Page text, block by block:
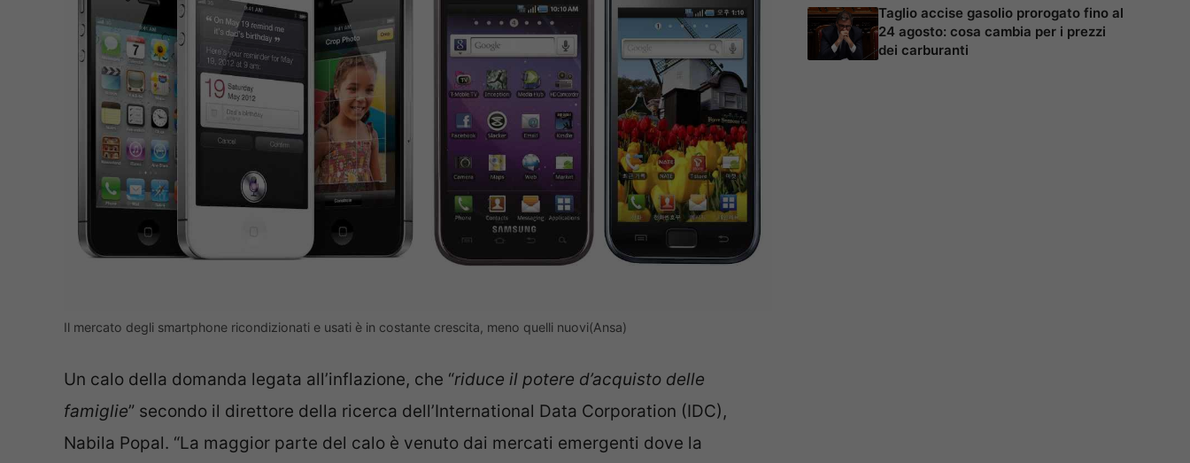
Il mercato degli smartphone ricondizionati e usati è in costante crescita, meno quelli nuovi(Ansa)
Un calo della domanda legata all’inflazione, che “riduce il potere d’acquisto delle
famiglie” secondo il direttore della ricerca dell’International Data Corporation (IDC),
Nabila Popal. “La maggior parte del calo è venuto dai mercati emergenti dove la
Taglio accise gasolio prorogato fino al
24 agosto: cosa cambia per i prezzi
dei carburanti